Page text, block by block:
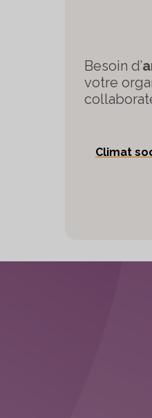
Besoin d’
votre
Climat